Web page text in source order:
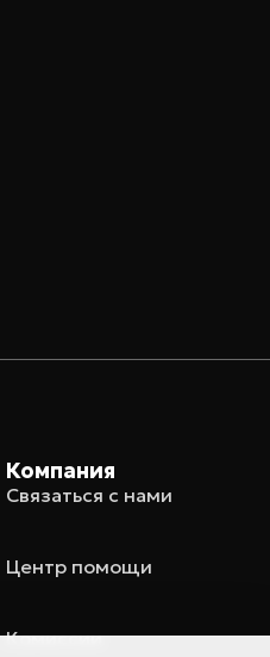
Компания
Связаться с нами
Центр помощи
Комиссии